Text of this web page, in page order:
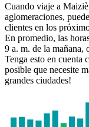
Paris
Cuando viaje a
aglomeraciones,
clientes en los
En promedio, las
9 a. m. de la mañana,
Tenga esto en cuenta
posible que necesite
grandes ciudades!